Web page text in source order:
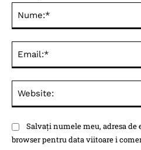
Salvați numele meu, adresa
browser pentru data viitoare i